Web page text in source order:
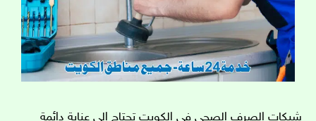
شبكات الصرف الصحي في الكويت تحتاج إلى عناية دائمة